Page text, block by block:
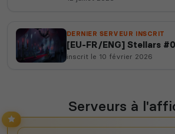
DERNIER SERVEUR INSCRIT
[EU-FR/ENG] Stellars
inscrit le 10 février 2026
Serveurs à